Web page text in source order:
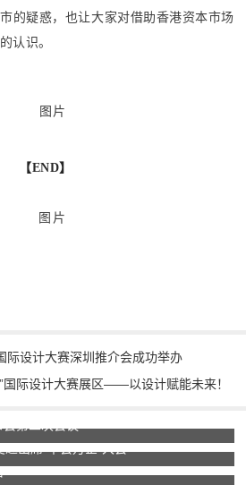
的疑惑，也让大家对借助香港资本市场
认识。
【END】
际设计大赛深圳推介会成功举办
国际设计大赛展区——以设计赋能未来！